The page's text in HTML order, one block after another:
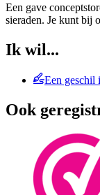
Een gave
sieraden. Je kunt bij
Ik wil...
Een geschil
Ook